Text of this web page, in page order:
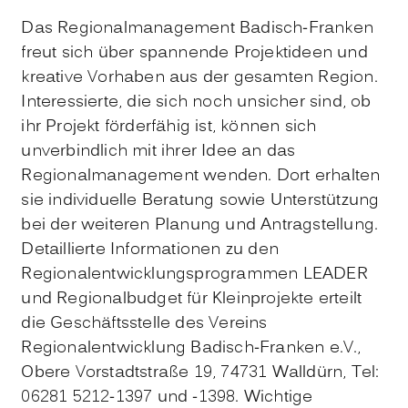
Das Regionalmanagement Badisch-Franken
freut sich über spannende Projektideen und
kreative Vorhaben aus der gesamten Region.
Interessierte, die sich noch unsicher sind, ob
ihr Projekt förderfähig ist, können sich
unverbindlich mit ihrer Idee an das
Regionalmanagement wenden. Dort erhalten
sie individuelle Beratung sowie Unterstützung
bei der weiteren Planung und Antragstellung.
Detaillierte Informationen zu den
Regionalentwicklungsprogrammen LEADER
und Regionalbudget für Kleinprojekte erteilt
die Geschäftsstelle des Vereins
Regionalentwicklung Badisch-Franken e.V.,
Obere Vorstadtstraße 19, 74731 Walldürn, Tel:
06281 5212-1397 und -1398. Wichtige